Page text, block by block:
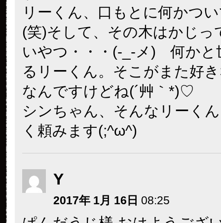
リーくん、口もとに何かつ
(笑)そして、その木はかじっ
いやつ・・・(-_-メ) 何かと
るリーくん。そこがまた好
なんですけどね(´艸｀*)♡
シンちゃん、そんなリーく
く頼みます(;^ω^)
Y
2017年 1月 16日 08:25